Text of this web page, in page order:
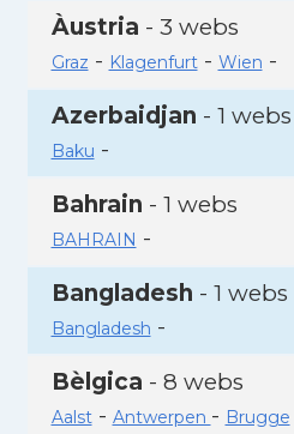
Àustria - 3 webs
Graz - Klagenfurt- Wien -
Azerbaidjan - 1 webs
Baku -
Bahrain - 1 webs
BAHRAIN -
Bangladesh - 1 webs
Bangladesh -
Bèlgica - 8 webs
Aalst- Antwerpen - Brugge